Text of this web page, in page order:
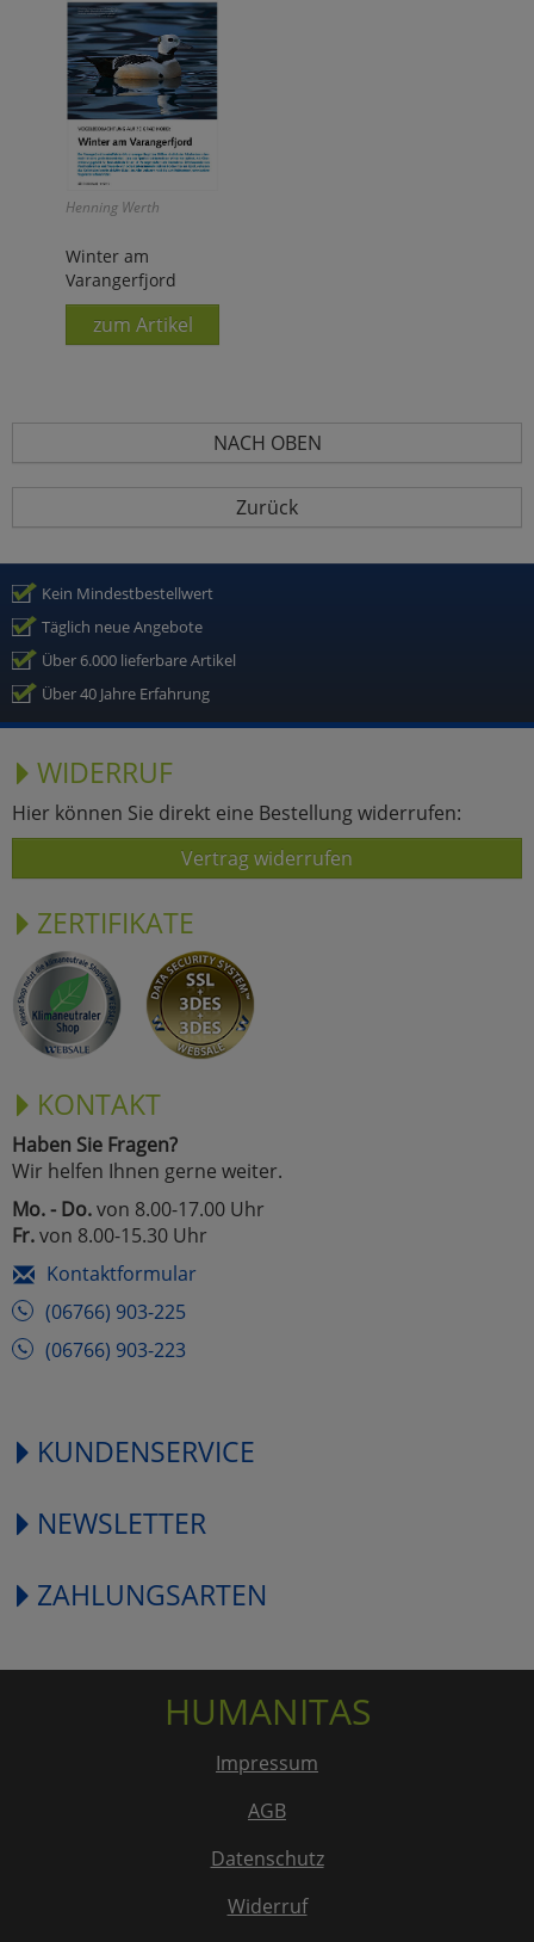
Henning Werth
Winter am
Varangerfjord
zum Artikel
NACH OBEN
Zurück
Kein Mindestbestellwert
Täglich neue Angebote
Über 6.000 lieferbare Artikel
Über 40 Jahre Erfahrung
WIDERRUF
Hier können Sie direkt eine Bestellung widerrufen:
Vertrag widerrufen
ZERTIFIKATE
KONTAKT
Haben Sie Fragen?
Wir helfen Ihnen gerne weiter.
Mo. - Do.von 8.00-17.00 Uhr
Fr.von 8.00-15.30 Uhr
Kontaktformular
(06766) 903-225
(06766) 903-223
KUNDENSERVICE
NEWSLETTER
ZAHLUNGSARTEN
HUMANITAS
Impressum
AGB
Datenschutz
Widerruf